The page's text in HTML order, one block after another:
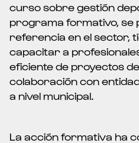
curso sobre gestión
programa formativo, se
referencia en el sector,
capacitar a
eficiente de proyectos
colaboración con
a nivel municipal.
La acción formativa ha